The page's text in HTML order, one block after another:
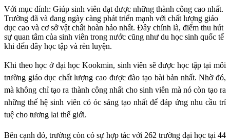
Với mục đính: Giúp sinh viên đạt được những thành công cao nhất.
Trường đã và đang ngày càng phát triển mạnh với chất lượng giáo
dục cao và cơ sở vật chất hoàn hảo nhất. Đây chính là, điểm thu hút
sự quan tâm của sinh viên trong nước cũng như du học sinh quốc tế
khi đến đây học tập và rèn luyện.
Khi theo học ở đại học Kookmin, sinh viên sẽ được học tập tại môi
trường giáo dục chất lượng cao được đào tạo bài bản nhất. Nhờ đó,
mà không chỉ tạo ra thành công nhất cho sinh viên mà nó còn tạo ra
những thế hệ sinh viên có óc sáng tạo nhất để đáp ứng nhu cầu trí
tuệ cho tương lai thế giới.
Bên cạnh đó, trường còn có sự hợp tác với 262 trường đại học tại 44